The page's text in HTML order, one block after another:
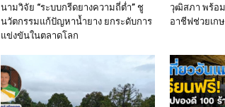
นามวิจัย “ระบบกรีดยางความถี่ต่ำ” ชู
นวัตกรรมแก้ปัญหาน้ำยาง ยกระดับการ
แข่งขันในตลาดโลก
วุฒิสภา พร้อม
อาชีฟช่วยเก